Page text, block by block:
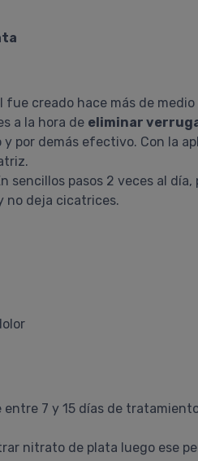
fue creado hace más de
a la hora de eliminar
por demás efectivo. Con la
pasos 2 veces al día,
no deja cicatrices.
7 y 15 días de
nitrato de plata luego ese